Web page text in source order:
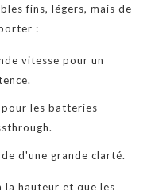
fins, légers, mais de
:
vitesse pour un
les batteries
d'une grande clarté.
la hauteur et que les